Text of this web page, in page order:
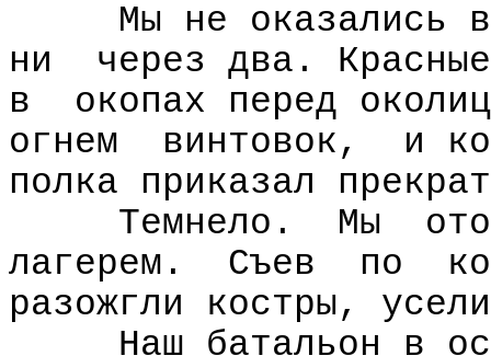
Мы не оказались
ни
через два.
в
окопах перед
огнем
винтовок,
и
полка приказал
Темнело.
Мы
лагерем.
Съев по
разожгли костры,
Наш батальон в